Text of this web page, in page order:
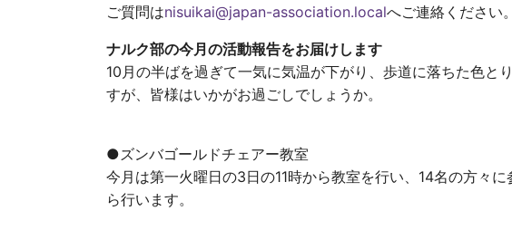
ご質問はnisuikai@japan-association.localへご連絡ください。
ナルク部の今月の活動報告をお届けします
10月の半ばを過ぎて一気に気温が下がり、歩道に落ちた色と
すが、皆様はいかがお過ごしでしょうか。
●ズンバゴールドチェアー教室
今月は第一火曜日の3日の11時から教室を行い、14名の方々
ら行います。